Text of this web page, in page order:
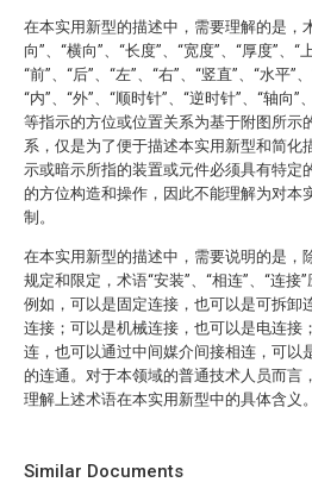
在本实用新型的描述中，需要理解的是，
向”、“横向”、“长度”、“宽度”、“厚度”、“上
“前”、“后”、“左”、“右”、“竖直”、“水平”
“内”、“外”、“顺时针”、“逆时针”、“轴向”
等指示的方位或位置关系为基于附图所示
系，仅是为了便于描述本实用新型和简化
示或暗示所指的装置或元件必须具有特定
的方位构造和操作，因此不能理解为对本
制。
在本实用新型的描述中，需要说明的是，
规定和限定，术语“安装”、“相连”、“连接
例如，可以是固定连接，也可以是可拆卸
连接；可以是机械连接，也可以是电连接
连，也可以通过中间媒介间接相连，可以
的连通。对于本领域的普通技术人员而言
理解上述术语在本实用新型中的具体含义。
Similar Documents